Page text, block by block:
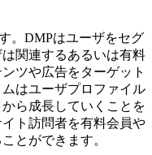
。DMPはユーザをセグ
関連するあるいは有料
ツや広告をターゲット
はユーザプロファイル
ら成長していくことを
ト訪問者を有料会員や
とができます。